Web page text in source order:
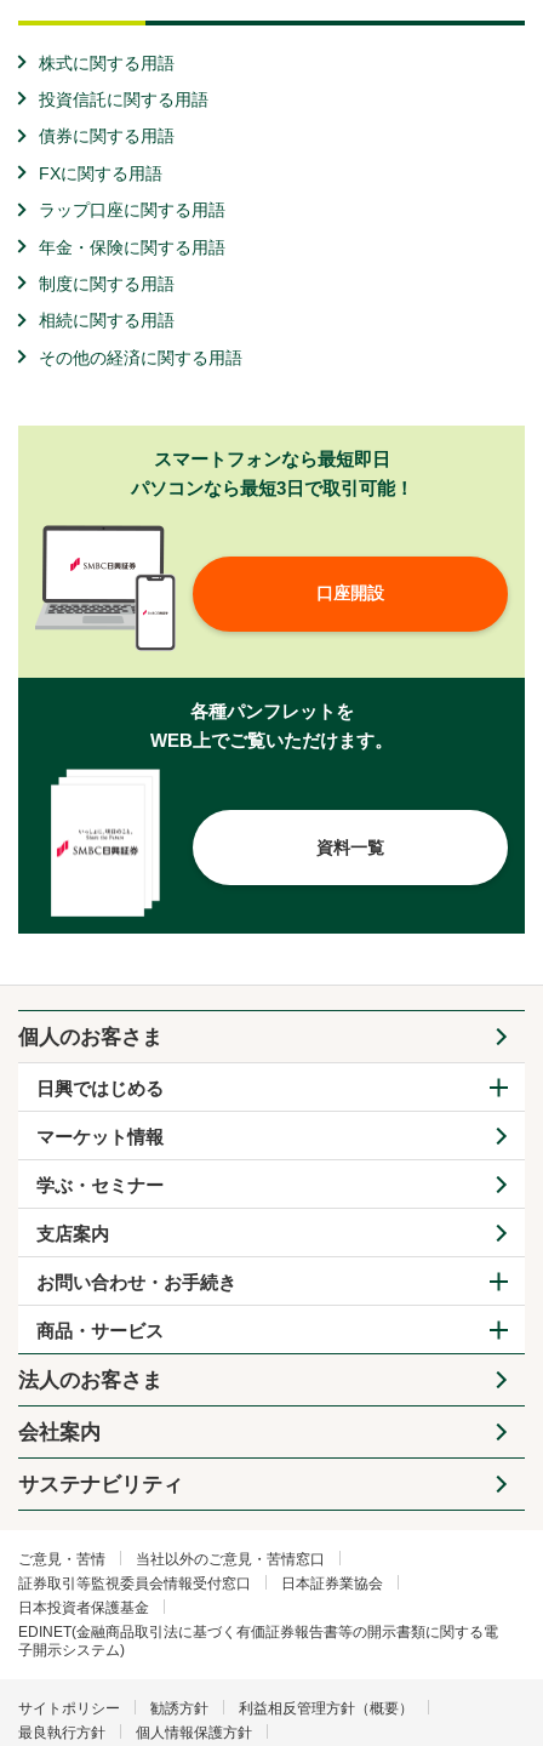
株式に関する用語
投資信託に関する用語
債券に関する用語
FXに関する用語
ラップ口座に関する用語
年金・保険に関する用語
制度に関する用語
相続に関する用語
その他の経済に関する用語
スマートフォンなら最短即日
パソコンなら最短3日で取引可能！
口座開設
各種パンフレットを
WEB上でご覧いただけます。
資料一覧
個人のお客さま
日興ではじめる
マーケット情報
学ぶ・セミナー
支店案内
お問い合わせ・お手続き
商品・サービス
法人のお客さま
会社案内
サステナビリティ
ご意見・苦情
当社以外のご意見・苦情窓口
証券取引等監視委員会情報受付窓口
日本証券業協会
日本投資者保護基金
EDINET(金融商品取引法に基づく有価証券報告書等の開示書類に関する電
子開示システム)
サイトポリシー 勧誘方針
利益相反管理方針（概要）
最良執行方針
個人情報保護方針